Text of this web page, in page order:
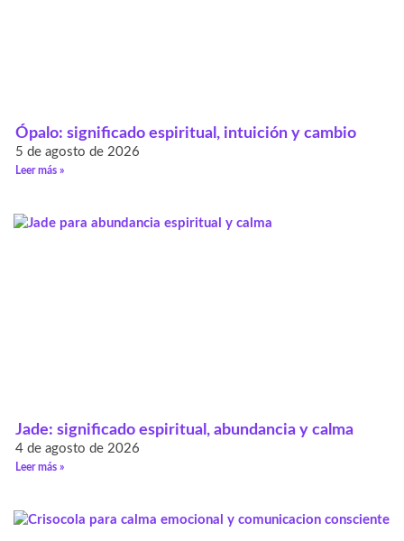
Ópalo: significado espiritual, intuición y cambio
5 de agosto de 2026
Leer más »
Jade: significado espiritual, abundancia y calma
4 de agosto de 2026
Leer más »